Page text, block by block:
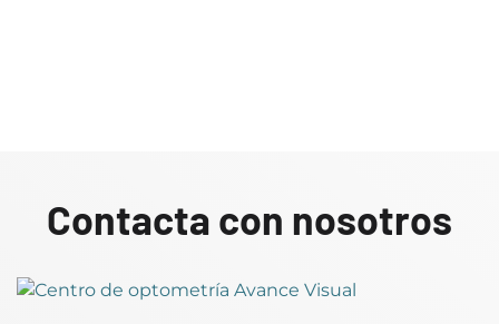
Contacta con nosotros